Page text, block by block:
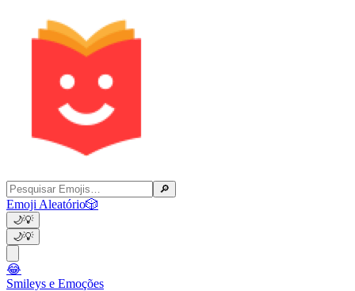
🔎
Emoji Aleatório🎲
🌙💡
🌙💡
😂
Smileys e Emoções